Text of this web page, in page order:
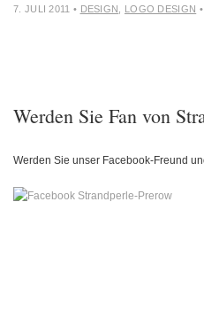
7. JULI 2011 • DESIGN LOGO DESIGN
Werden Sie Fan von
Werden Sie unser Facebook-Freund